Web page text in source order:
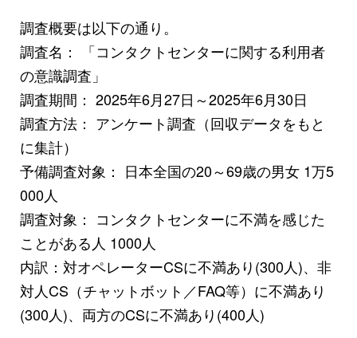
調査概要は以下の通り。
調査名： 「コンタクトセンターに関する利用者
の意識調査」
調査期間： 2025年6月27日～2025年6月30日
調査方法： アンケート調査（回収データをもと
に集計）
予備調査対象： 日本全国の20～69歳の男女 1万5
000人
調査対象： コンタクトセンターに不満を感じた
ことがある人 1000人
内訳：対オペレーターCSに不満あり(300人)、非
対人CS（チャットボット／FAQ等）に不満あり
(300人)、両方のCSに不満あり(400人)